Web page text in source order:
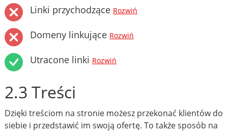
Linki przychodzące Rozwiń
Domeny linkujące Rozwiń
Utracone linki Rozwiń
2.3 Treści
Dzięki treściom na stronie możesz przekonać klientów do
siebie i przedstawić im swoją ofertę. To także sposób na